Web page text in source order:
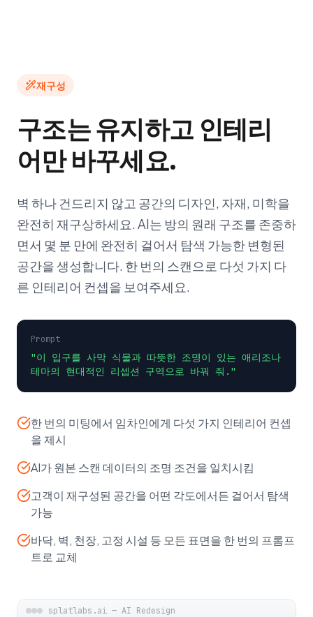
재구성
구조는 유지하고 인테리
어만 바꾸세요.
벽 하나 건드리지 않고 공간의 디자인, 자재, 미학을
완전히 재구상하세요. AI는 방의 원래 구조를 존중하
면서 몇 분 만에 완전히 걸어서 탐색 가능한 변형된
공간을 생성합니다. 한 번의 스캔으로 다섯 가지 다
른 인테리어 컨셉을 보여주세요.
Prompt
"이 입구를 사막 식물과 따뜻한 조명이 있는 애리조나
테마의 현대적인 리셉션 구역으로 바꿔 줘."
한 번의 미팅에서 임차인에게 다섯 가지 인테리어 컨셉
을 제시
AI가 원본 스캔 데이터의 조명 조건을 일치시킴
고객이 재구성된 공간을 어떤 각도에서든 걸어서 탐색
가능
바닥, 벽, 천장, 고정 시설 등 모든 표면을 한 번의 프롬프
트로 교체
splatlabs.ai — AI Redesign